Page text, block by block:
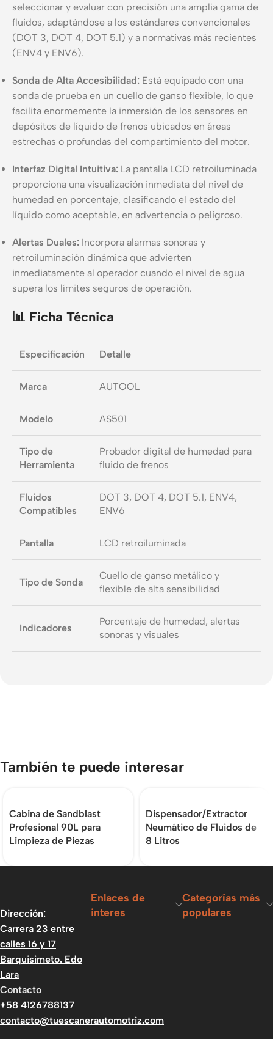
seleccionar y evaluar con precisión una amplia gama de
fluidos, adaptándose a los estándares convencionales
(DOT 3, DOT 4, DOT 5.1) y a normativas más recientes
(ENV4 y ENV6).
Sonda de Alta Accesibilidad: Está equipado con una
sonda de prueba en un cuello de ganso flexible, lo que
facilita enormemente la inmersión de los sensores en
depósitos de líquido de frenos ubicados en áreas
estrechas o profundas del compartimiento del motor.
Interfaz Digital Intuitiva: La pantalla LCD retroiluminada
proporciona una visualización inmediata del nivel de
humedad en porcentaje, clasificando el estado del
líquido como aceptable, en advertencia o peligroso.
Alertas Duales: Incorpora alarmas sonoras y
retroiluminación dinámica que advierten
inmediatamente al operador cuando el nivel de agua
supera los límites seguros de operación.
📊 Ficha Técnica
Especificación Detalle
Marca AUTOOL
Modelo AS501
Tipo de
Herramienta
Probador digital de humedad para
fluido de frenos
Fluidos
Compatibles
DOT 3, DOT 4, DOT 5.1, ENV4,
ENV6
Pantalla LCD retroiluminada
Tipo de Sonda
Cuello de ganso metálico y
flexible de alta sensibilidad
Indicadores
Porcentaje de humedad, alertas
sonoras y visuales
También te puede interesar
Cabina de Sandblast
Profesional 90L para
Limpieza de Piezas
Dispensador/Extractor
Neumático de Fluidos de
8 Litros
Dirección:
Carrera 23 entre
calles 16 y 17
Barquisimeto. Edo
Lara
Contacto
+58 4126788137
contacto@tuescanerautomotriz.com
Enlaces de
interes
Categorías más
populares